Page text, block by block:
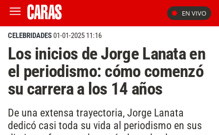
EN VIVO
CELEBRIDADES01-01-2025 11:16
Los inicios de Jorge Lanata en
el periodismo: cómo comenzó
su carrera a los 14 años
De una extensa trayectoria, Jorge Lanata
dedicó casi toda su vida al periodismo en sus